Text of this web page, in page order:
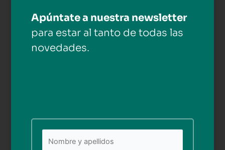
Tu dirección de correo electrónico no será publicada.
Los campos obligatorios están marcados con*
Apúntate a nuestra newsletter
para estar al tanto de todas las
novedades.